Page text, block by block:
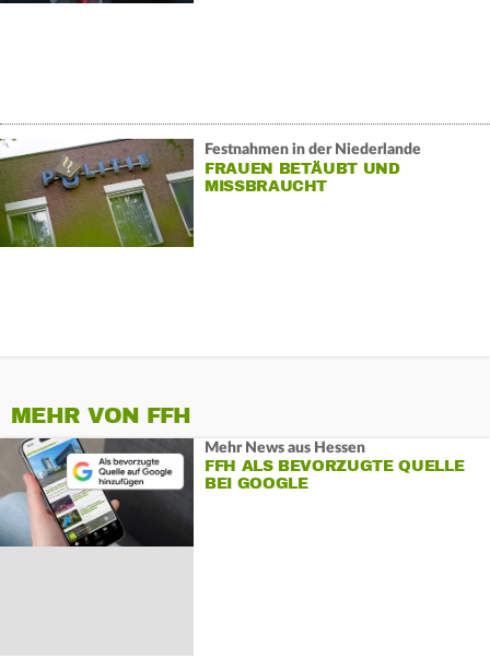
Festnahmen in der Niederlande
FRAUEN BETÄUBT UND
MISSBRAUCHT
MEHR VON FFH
Mehr News aus Hessen
FFH ALS BEVORZUGTE QUELLE
BEI GOOGLE